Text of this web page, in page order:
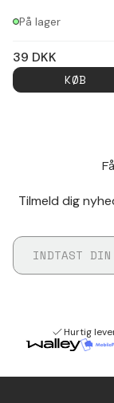
På lager
39 DKK
KØB
Tilmeld dig
Hurtig